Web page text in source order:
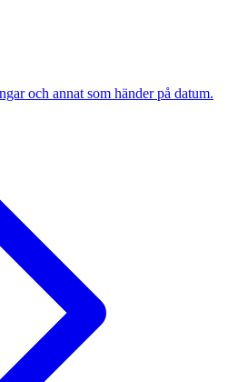
och annat som händer på datum.